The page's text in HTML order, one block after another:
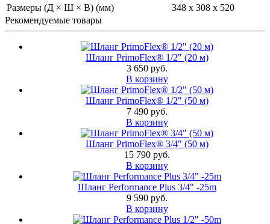
Размеры (Д × Ш × В) (мм)
348 x 308 x 520
Рекомендуемые товары
Шланг PrimoFlex® 1/2" (20 м)
3 650 руб.
В корзину
Шланг PrimoFlex® 1/2" (50 м)
7 490 руб.
В корзину
Шланг PrimoFlex® 3/4" (50 м)
15 790 руб.
В корзину
Шланг Performance Plus 3/4" -25m
9 590 руб.
В корзину